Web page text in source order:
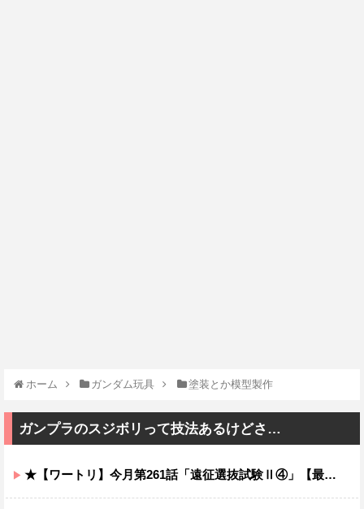
ホーム ガンダム玩具 塗装とか模型製作
ガンプラのスジボリって技法あるけどさ…
★【ワートリ】今月第261話「遠征選抜試験Ⅱ④」【最新話コメント用】